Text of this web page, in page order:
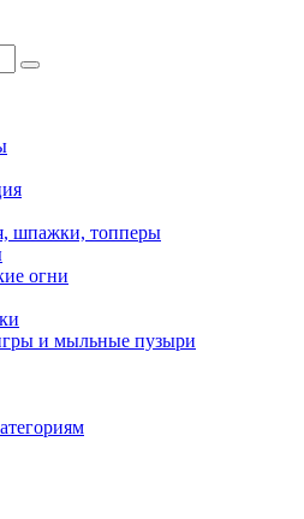
шпажки, топперы
огни
и мыльные пузыри